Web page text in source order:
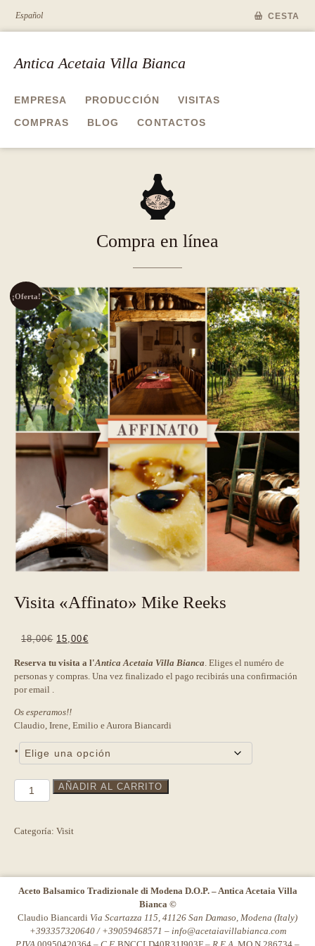
Español CESTA
Antica Acetaia Villa Bianca
EMPRESA PRODUCCIÓN
VISITAS
COMPRAS
BLOG CONTACTOS
A
Compra en línea
¡Oferta!
Visita «Affinato» Mike Reeks
18,00€ El
original
era:
15,00€El
actual
Reserva tu visita a l'Antica Acetaia Villa Bianca. Eliges el numéro de
personas y compras. Una vez finalizado el pago recibirás una confirmación
por email .
Os esperamos!!
Claudio, Irene, Emilio e Aurora Biancardi
•
Visita
"Affinato"
cantidad
AÑADIR AL CARRITO
Categoría: Visit
Aceto Balsamico Tradizionale di Modena D.O.P. – Antica Acetaia Villa
Bianca ©
Claudio Biancardi Via Scartazza 115, 41126 San Damaso, Modena (Italy)
+393357320640 / +39059468571 – info@acetaiavillabianca.com